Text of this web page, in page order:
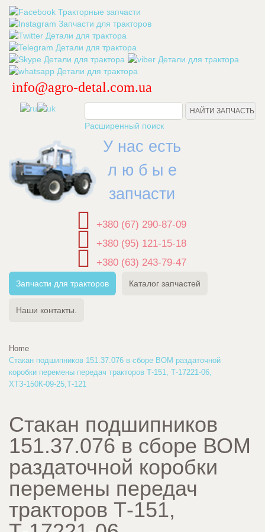
info@agro-detal.com.ua
Расширенный поиск
У нас есть
л ю б ы е
запчасти
+380 (67) 290-87-09
+380 (95) 121-15-18
+380 (63) 243-79-47
Запчасти для тракторов Каталог запчастей
Наши контакты.
Home
Стакан подшипников 151.37.076 в сборе ВОМ раздаточной
коробки перемены передач тракторов Т-151, Т-17221-06,
ХТЗ-150К-09-25,Т-121
Стакан подшипников
151.37.076 в сборе ВОМ
раздаточной коробки
перемены передач
тракторов Т-151,